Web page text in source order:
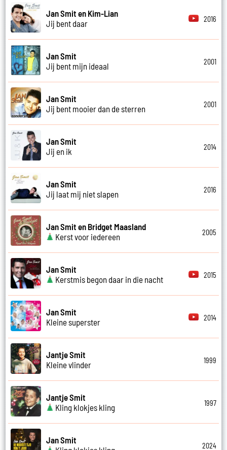
Jan Smit en Kim-Lian
Jij bent daar
2016
Jan Smit
Jij bent mijn ideaal
2001
Jan Smit
Jij bent mooier dan de sterren
2001
Jan Smit
Jij en ik
2014
Jan Smit
Jij laat mij niet slapen
2016
Jan Smit en Bridget Maasland
Kerst voor iedereen
2005
Jan Smit
Kerstmis begon daar in die nacht
2015
Jan Smit
Kleine superster
2014
Jantje Smit
Kleine vlinder
1999
Jantje Smit
Kling klokjes kling
1997
Jan Smit
2024